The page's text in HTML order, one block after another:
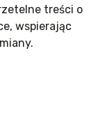
treści o
wspierając